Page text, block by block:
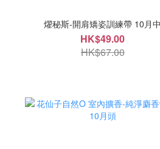
燿秘斯-開肩矯姿訓練帶 10月中
HK$49.00
HK$67.00